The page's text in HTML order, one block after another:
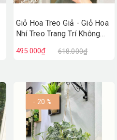
Giỏ Hoa Treo Giả - Giỏ Hoa
Nhí Treo Trang Trí Không
CC1312
495.000₫ 618.000₫
- 20 %